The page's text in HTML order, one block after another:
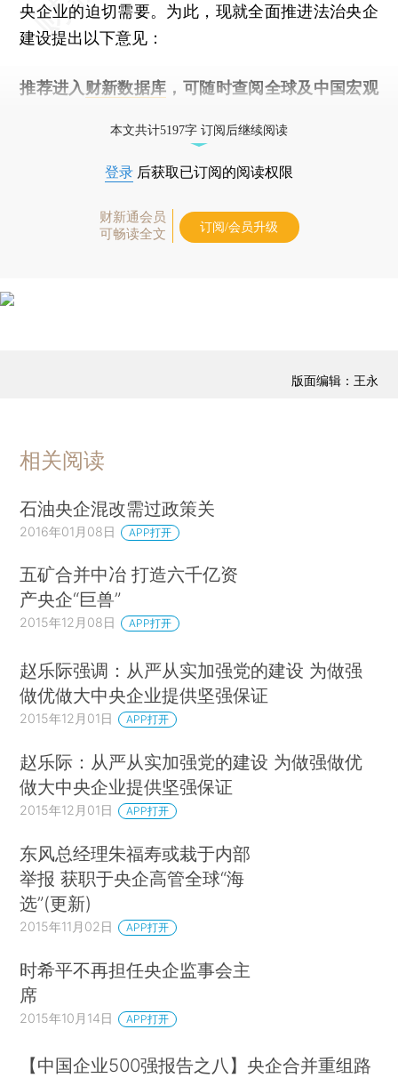
央企业的迫切需要。为此，现就全面推进法治央企
建设提出以下意见：
推荐进入 财新数据库 ，可随时查阅全球及中国宏观
本文共计5197字 订阅后继续阅读
登录 后获取已订阅的阅读权限
财新通会员
可畅读全文
订阅/会员升级
版面编辑：王永
相关阅读
石油央企混改需过政策关
2016年01月08日 APP打开
五矿合并中冶 打造六千亿资
产央企“巨兽”
2015年12月08日 APP打开
赵乐际强调：从严从实加强党的建设 为做强
做优做大中央企业提供坚强保证
2015年12月01日 APP打开
赵乐际：从严从实加强党的建设 为做强做优
做大中央企业提供坚强保证
2015年12月01日 APP打开
东风总经理朱福寿或栽于内部
举报 获职于央企高管全球“海
选”(更新)
2015年11月02日 APP打开
时希平不再担任央企监事会主
席
2015年10月14日 APP打开
【中国企业500强报告之八】央企合并重组路